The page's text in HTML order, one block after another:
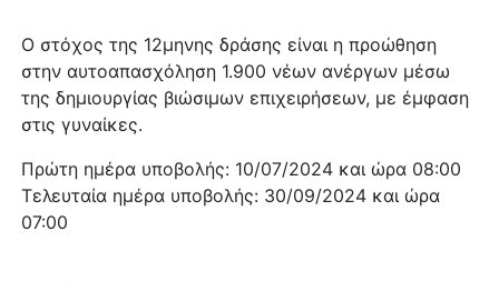
Ο στόχος της 12μηνης δράσης είναι η προώθηση
στην αυτοαπασχόληση 1.900 νέων ανέργων μέσω
της δημιουργίας βιώσιμων επιχειρήσεων, με έμφαση
στις γυναίκες.
Πρώτη ημέρα υποβολής: 10/07/2024 και ώρα 08:00
Τελευταία ημέρα υποβολής: 30/09/2024 και ώρα
07:00